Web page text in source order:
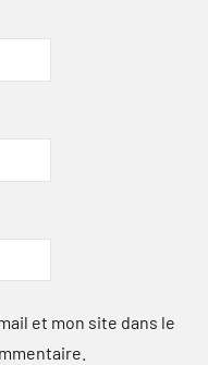
et mon site dans le